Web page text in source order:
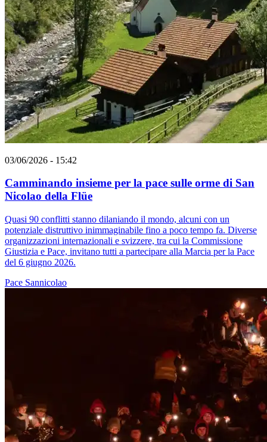
03/06/2026 - 15:42
Camminando insieme per la pace sulle orme di San
Nicolao della Flüe
Quasi 90 conflitti stanno dilaniando il mondo, alcuni con un
potenziale distruttivo inimmaginabile fino a poco tempo fa. Diverse
organizzazioni internazionali e svizzere, tra cui la Commissione
Giustizia e Pace, invitano tutti a partecipare alla Marcia per la Pace
del 6 giugno 2026.
Pace Sannicolao